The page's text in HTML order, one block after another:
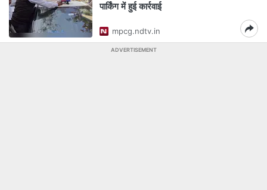
पार्किंग में हुई कार्रवाई
mpcg.ndtv.in
ADVERTISEMENT